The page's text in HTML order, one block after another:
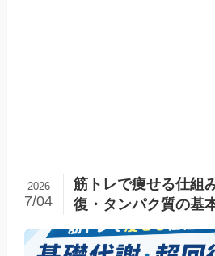
筋トレで痩せる仕組
復・タンパク質の基
2026
7/04